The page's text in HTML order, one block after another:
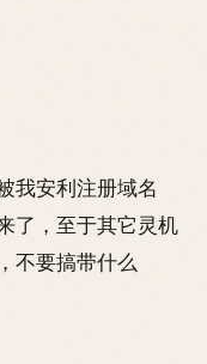
我安利注册域名
了，至于其它灵机
不要搞带什么